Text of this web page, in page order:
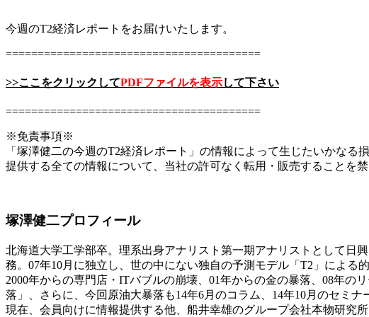
今週のT2経済レポートをお届けいたします。
========================================
>>ここをクリックしてPDFファイルを表示して下さい
========================================
※免責事項※
「塚澤健二の今週のT2経済レポート」の情報によって生じたいかなる
提供する全ての情報について、当社の許可なく転用・販売することを禁
塚澤健二プロフィール
北海道大学工学部卒。理系出身アナリスト第一期アナリストとして日
務。07年10月に独立し、世の中にない独自の予測モデル「T2」による
2000年からの専門店・ITバブルの崩壊、01年からの金の暴落、08年の
落」、さらに、今回原油大暴落も14年6月のコラム、14年10月のセミナ
現在、会員向けに情報提供する他、船井幸雄のグループ会社本物研究